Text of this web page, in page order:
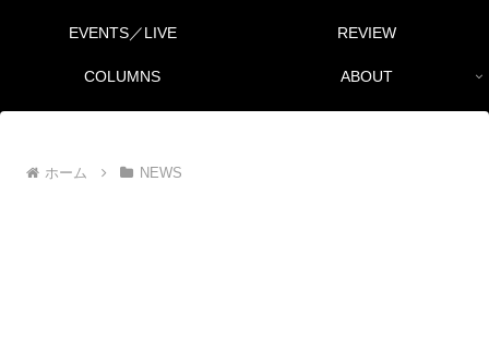
EVENTS／LIVE REVIEW
COLUMNS ABOUT
ホーム NEWS